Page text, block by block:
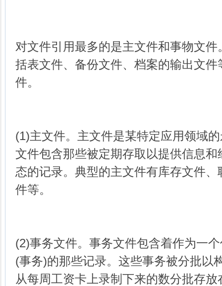
对文件引用最多的是主文件和事物文
括表文件、备份文件、档案的输出文
件。
(1)主文件。主文件是某特定应用领域
文件包含那些被定期存取以提供信息
态的记录。典型的主文件有库存文件
件等。
(2)事务文件。事务文件包含着作为一
(事务)的那些记录。这些事务被分批以
从每周工资卡上录制下来的数分批存